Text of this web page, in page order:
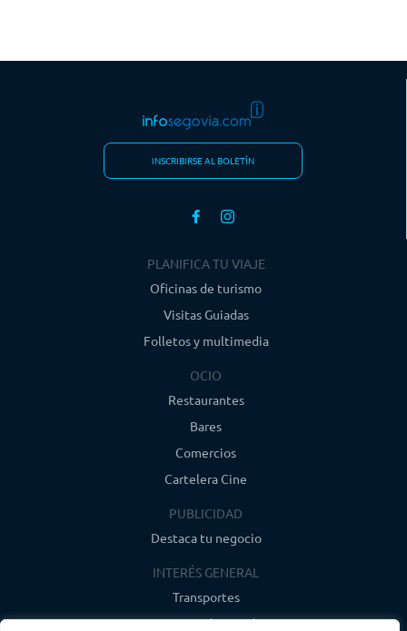
INSCRIBIRSE AL BOLETÍN
PLANIFICA TU VIAJE
Oficinas de turismo
Visitas Guiadas
Folletos y multimedia
OCIO
Restaurantes
Bares
Comercios
Cartelera Cine
PUBLICIDAD
Destaca tu negocio
INTERÉS GENERAL
Transportes
Farmacias de guardia